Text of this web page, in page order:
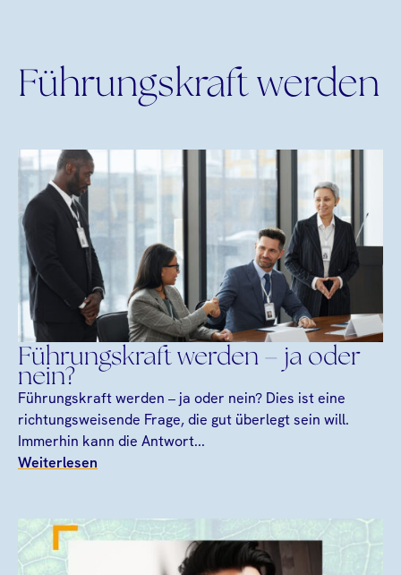
Führungskraft werden
Führungskraft werden – ja oder
nein?
Führungskraft werden – ja oder nein? Dies ist eine
richtungsweisende Frage, die gut überlegt sein will.
Immerhin kann die Antwort...
Weiterlesen